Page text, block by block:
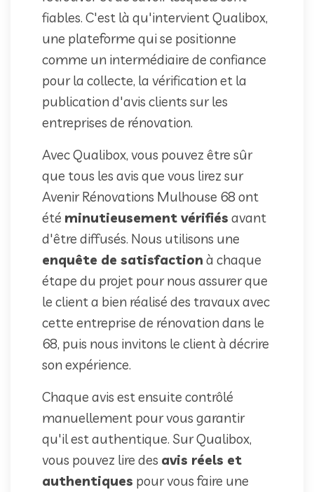
fiables. C'est là qu'intervient Qualibox,
une plateforme qui se positionne
comme un intermédiaire de confiance
pour la collecte, la vérification et la
publication d'avis clients sur les
entreprises de rénovation.
Avec Qualibox, vous pouvez être sûr
que tous les avis que vous lirez sur
Avenir Rénovations Mulhouse 68 ont
été minutieusement vérifiés avant
d'être diffusés. Nous utilisons une
enquête de satisfaction à chaque
étape du projet pour nous assurer que
le client a bien réalisé des travaux avec
cette entreprise de rénovation dans le
68, puis nous invitons le client à décrire
son expérience.
Chaque avis est ensuite contrôlé
manuellement pour vous garantir
qu'il est authentique. Sur Qualibox,
vous pouvez lire des avis réels et
authentiques pour vous faire une